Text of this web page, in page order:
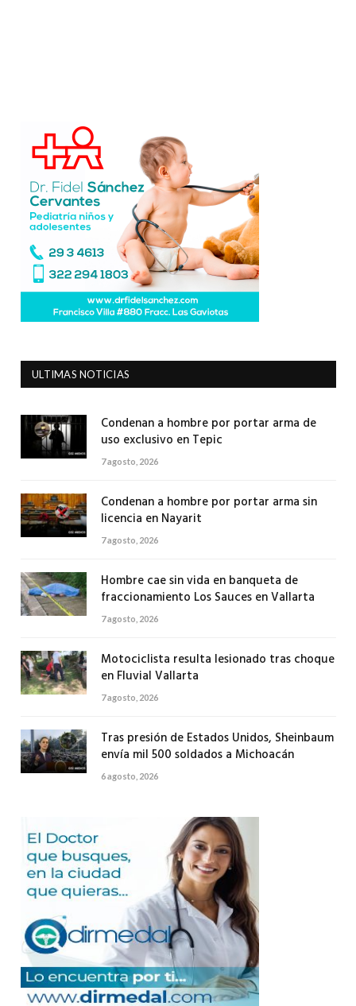
ULTIMAS NOTICIAS
Condenan a hombre por portar arma de
uso exclusivo en Tepic
7 agosto, 2026
Condenan a hombre por portar arma sin
licencia en Nayarit
7 agosto, 2026
Hombre cae sin vida en banqueta de
fraccionamiento Los Sauces en Vallarta
7 agosto, 2026
Motociclista resulta lesionado tras choque
en Fluvial Vallarta
7 agosto, 2026
Tras presión de Estados Unidos, Sheinbaum
envía mil 500 soldados a Michoacán
6 agosto, 2026